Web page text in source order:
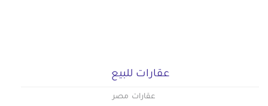
عقارات للبيع
عقارات مصر